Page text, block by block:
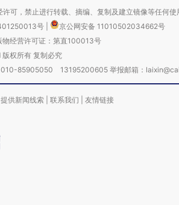
可，禁止进行转载、摘编、复制及建立镜像等任何使
号
京公网安备 11010502034662号
物经营许可证：第直100013号
权所有 复制必究
010-85905050 13195200605 举报邮箱：
提供新闻线索 联系我们 友情链接